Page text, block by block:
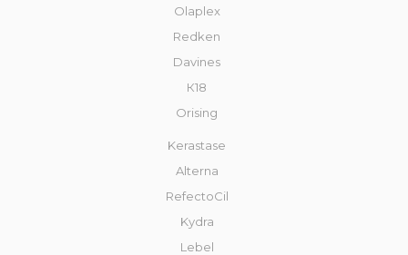
Olaplex
Redken
Davines
К18
Orising
Kerastase
Alterna
RefectoCil
Kydra
Lebel